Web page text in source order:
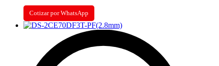
Cotizar por WhatsApp